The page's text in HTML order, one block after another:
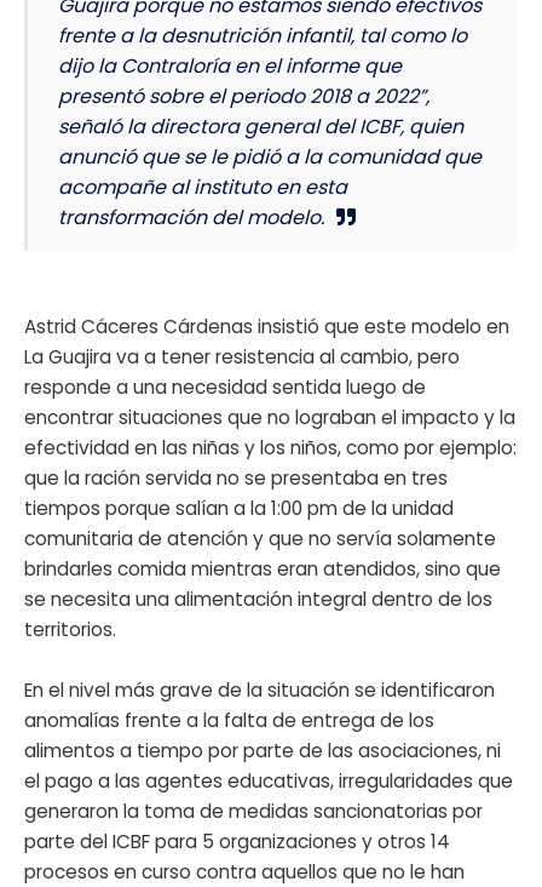
frente a la desnutrición infantil, tal como lo
dijo la Contraloría en el informe que
presentó sobre el periodo 2018 a 2022”,
señaló la directora general del ICBF, quien
anunció que se le pidió a la comunidad que
acompañe al instituto en esta
transformación del modelo.
Astrid Cáceres Cárdenas insistió que este modelo en
La Guajira va a tener resistencia al cambio, pero
responde a una necesidad sentida luego de
encontrar situaciones que no lograban el impacto y la
efectividad en las niñas y los niños, como por ejemplo:
que la ración servida no se presentaba en tres
tiempos porque salían a la 1:00 pm de la unidad
comunitaria de atención y que no servía solamente
brindarles comida mientras eran atendidos, sino que
se necesita una alimentación integral dentro de los
territorios.
En el nivel más grave de la situación se identificaron
anomalías frente a la falta de entrega de los
alimentos a tiempo por parte de las asociaciones, ni
el pago a las agentes educativas, irregularidades que
generaron la toma de medidas sancionatorias por
parte del ICBF para 5 organizaciones y otros 14
procesos en curso contra aquellos que no le han